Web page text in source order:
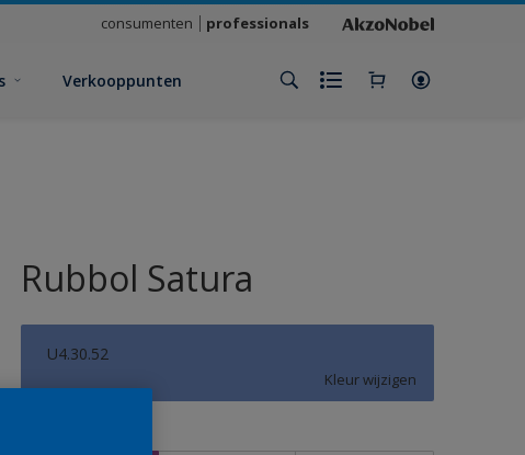
consumenten professionals
Verkooppunten
Rubbol Satura
U4.30.52
Kleur wijzigen